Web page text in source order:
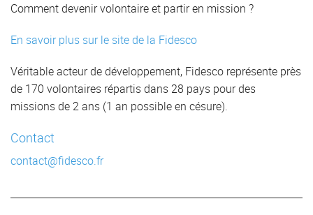
Comment devenir volontaire et partir en mission ?
En savoir plus sur le site de la Fidesco
Véritable acteur de développement, Fidesco représente près
de 170 volontaires répartis dans 28 pays pour des
missions de 2 ans (1 an possible en césure).
Contact
contact@fidesco.fr